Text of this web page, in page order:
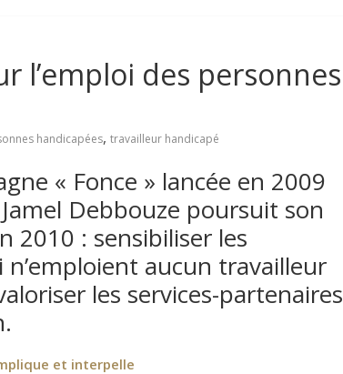
l’emploi des personnes
handicapées, travailleur handicapé
« Fonce » lancée en 2009
Jamel Debbouze poursuit son
2010 : sensibiliser les
aucun travailleur
les services-partenaires
et interpelle